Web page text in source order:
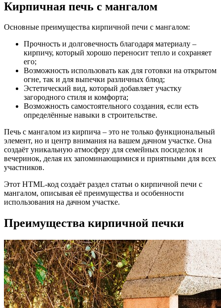
Кирпичная печь с мангалом
Основные преимущества кирпичной печи с мангалом:
Прочность и долговечность благодаря материалу –
кирпичу, который хорошо переносит тепло и сохраняет
его;
Возможность использовать как для готовки на открытом
огне, так и для выпечки различных блюд;
Эстетический вид, который добавляет участку
загородного стиля и комфорта;
Возможность самостоятельного создания, если есть
определённые навыки в строительстве.
Печь с мангалом из кирпича – это не только функциональный
элемент, но и центр внимания на вашем дачном участке. Она
создаёт уникальную атмосферу для семейных посиделок и
вечеринок, делая их запоминающимися и приятными для всех
участников.
Этот HTML-код создаёт раздел статьи о кирпичной печи с
мангалом, описывая её преимущества и особенности
использования на дачном участке.
Преимущества кирпичной печки